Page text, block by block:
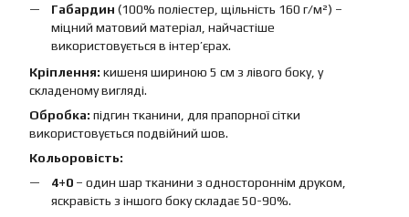
Габардин (100% поліестер, щільність 160 г/м²) –
міцний матовий матеріал, найчастіше
використовується в інтер’єрах.
Кріплення: кишеня шириною 5 см з лівого боку, у
складеному вигляді.
Обробка: підгин тканини, для прапорної сітки
використовується подвійний шов.
Кольоровість:
4+0 – один шар тканини з одностороннім друком,
яскравість з іншого боку складає 50-90%.